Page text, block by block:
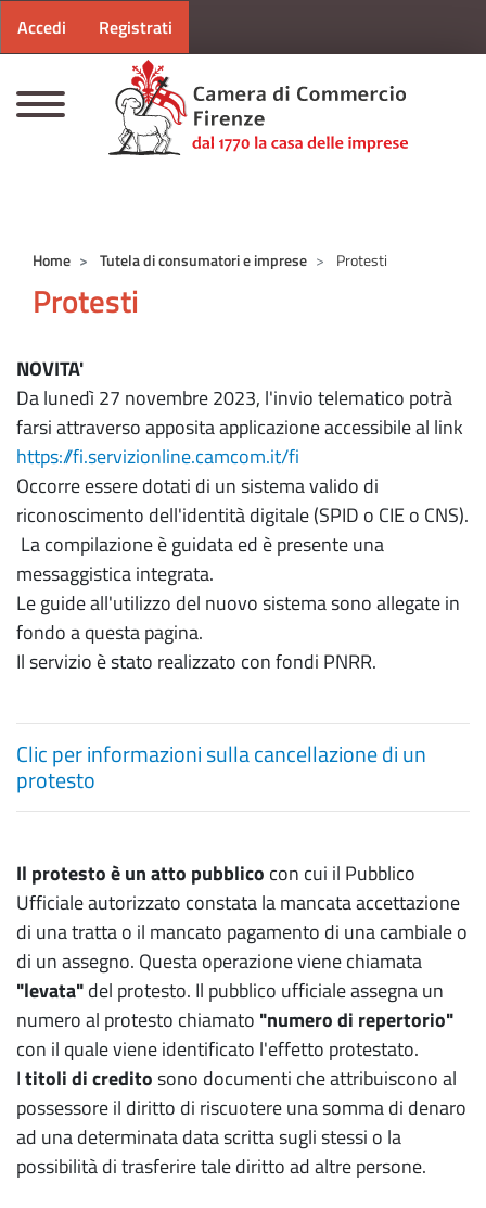
Menu profilo utente
Accedi Registrati
Home Tutela di consumatori e imprese Protesti
Protesti
NOVITA'
Da lunedì 27 novembre 2023, l'invio telematico potrà
farsi attraverso apposita applicazione accessibile al link
https://fi.servizionline.camcom.it/fi
Occorre essere dotati di un sistema valido di
riconoscimento dell'identità digitale (SPID o CIE o CNS).
La compilazione è guidata ed è presente una
messaggistica integrata.
Le guide all'utilizzo del nuovo sistema sono allegate in
fondo a questa pagina.
Il servizio è stato realizzato con fondi PNRR.
Clic per informazioni sulla cancellazione di un
protesto
Il protesto è un atto pubblico con cui il Pubblico
Ufficiale autorizzato constata la mancata accettazione
di una tratta o il mancato pagamento di una cambiale o
di un assegno. Questa operazione viene chiamata
"levata"del protesto. Il pubblico ufficiale assegna un
numero al protesto chiamato "numero di repertorio"
con il quale viene identificato l'effetto protestato.
Ititoli di creditosono documenti che attribuiscono al
possessore il diritto di riscuotere una somma di denaro
ad una determinata data scritta sugli stessi o la
possibilità di trasferire tale diritto ad altre persone.